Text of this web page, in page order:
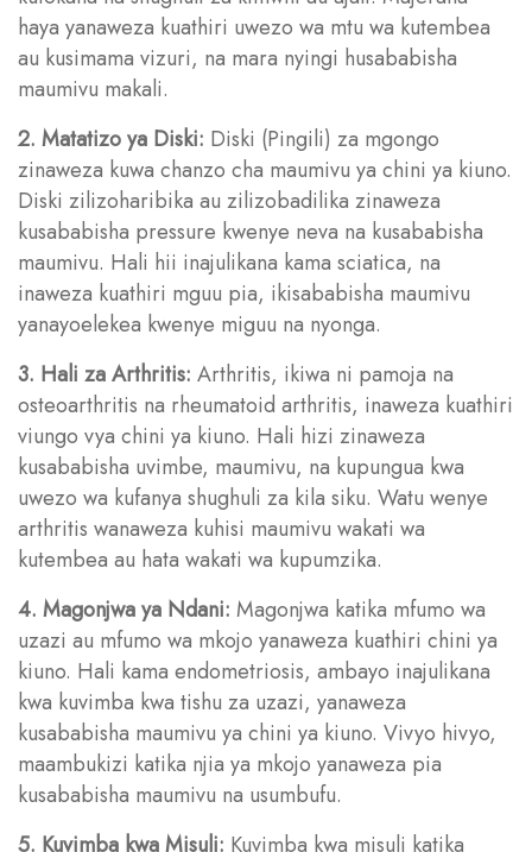
haya yanaweza kuathiri uwezo wa mtu wa kutembea
au kusimama vizuri, na mara nyingi husababisha
maumivu makali.
2. Matatizo ya Diski: Diski (Pingili) za mgongo
zinaweza kuwa chanzo cha maumivu ya chini ya kiuno.
Diski zilizoharibika au zilizobadilika zinaweza
kusababisha pressure kwenye neva na kusababisha
maumivu. Hali hii inajulikana kama sciatica, na
inaweza kuathiri mguu pia, ikisababisha maumivu
yanayoelekea kwenye miguu na nyonga.
3. Hali za Arthritis: Arthritis, ikiwa ni pamoja na
osteoarthritis na rheumatoid arthritis, inaweza kuathiri
viungo vya chini ya kiuno. Hali hizi zinaweza
kusababisha uvimbe, maumivu, na kupungua kwa
uwezo wa kufanya shughuli za kila siku. Watu wenye
arthritis wanaweza kuhisi maumivu wakati wa
kutembea au hata wakati wa kupumzika.
4. Magonjwa ya Ndani: Magonjwa katika mfumo wa
uzazi au mfumo wa mkojo yanaweza kuathiri chini ya
kiuno. Hali kama endometriosis, ambayo inajulikana
kwa kuvimba kwa tishu za uzazi, yanaweza
kusababisha maumivu ya chini ya kiuno. Vivyo hivyo,
maambukizi katika njia ya mkojo yanaweza pia
kusababisha maumivu na usumbufu.
5. Kuvimba kwa Misuli: Kuvimba kwa misuli katika